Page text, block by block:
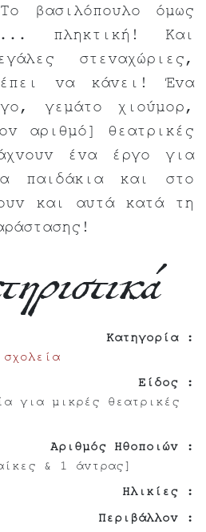
βασιλόπουλο όμως
πληκτική! Και
στεναχώριες,
να κάνει! Ένα
γεμάτο χιούμορ,
αριθμό] θεατρικές
ένα έργο για
παιδάκια και στο
και αυτά κατά τη
Κατηγορία :
Είδος :
για μικρές θεατρικές
Αριθμός Ηθοποιών :
& 1 άντρας]
Ηλικίες :
Περιβάλλον :